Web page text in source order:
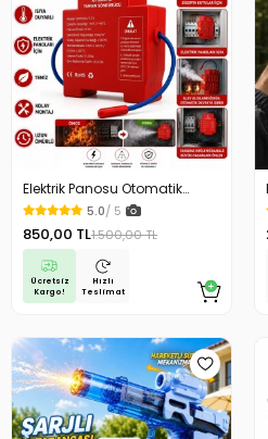
Elektrik Panosu Otomatik
Yangın Söndürücü Isıya
Duyarlı Sigorta Kutusu Yangın
Söndürme Cihazı
5.0/ 5
850,00 TL1.500,00 TL
Ücretsiz
Kargo!
Hızlı
Teslimat